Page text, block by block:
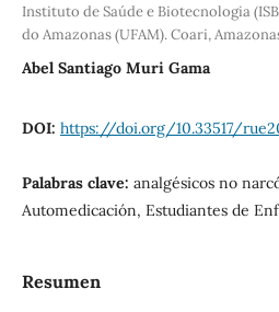
Instituto de Saúde e Biotecnologia
do Amazonas (UFAM). Coari,
Abel Santiago Muri Gama
DOI: https://doi.org/10.33517/
Palabras clave: analgésicos no
Automedicación, Estudiantes de
Resumen